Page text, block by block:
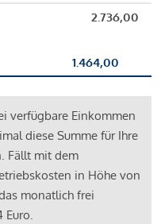
2.736,00
1.464,00
verfügbare Einkommen
diese Summe für Ihre
Fällt mit dem
in Höhe von
monatlich frei
Euro.